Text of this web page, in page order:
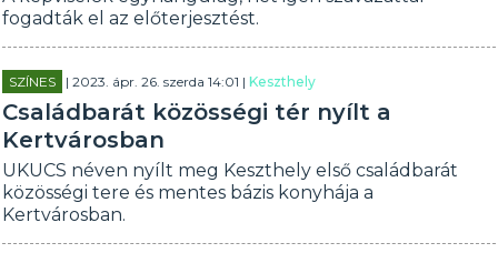
fogadták el az előterjesztést.
SZÍNES | 2023. ápr. 26. szerda 14:01 |Keszthely
Családbarát közösségi tér nyílt a
Kertvárosban
UKUCS néven nyílt meg Keszthely első családbarát
közösségi tere és mentes bázis konyhája a
Kertvárosban.